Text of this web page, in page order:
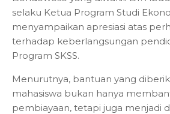
selaku Ketua Program Studi
menyampaikan apresiasi atas
terhadap keberlangsungan
Program SKSS.
Menurutnya, bantuan yang
mahasiswa bukan hanya
pembiayaan, tetapi juga menjadi